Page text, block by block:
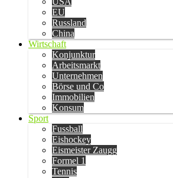
EU
Russland
China
Wirtschaft
Konjunktur
Arbeitsmarkt
Unternehmen
Börse und Co
Immobilien
Konsum
Sport
Fussball
Eishockey
Eismeister Zaugg
Formel 1
Tennis